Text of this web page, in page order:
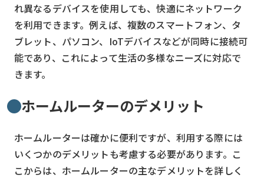
れ異なるデバイスを使用しても、快適にネットワーク
を利用できます。例えば、複数のスマートフォン、タ
ブレット、パソコン、IoTデバイスなどが同時に接続可
能であり、これによって生活の多様なニーズに対応で
きます。
ホームルーターのデメリット
ホームルーターは確かに便利ですが、利用する際には
いくつかのデメリットも考慮する必要があります。こ
こからは、ホームルーターの主なデメリットを詳しく